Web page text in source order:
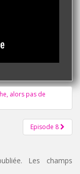
alors pas de
Episode 8
Les champs